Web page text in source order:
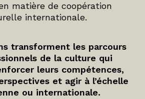
matière de coopération
internationale.
transforment les parcours
de la culture qui
leurs compétences,
et agir à l’échelle
ou internationale.